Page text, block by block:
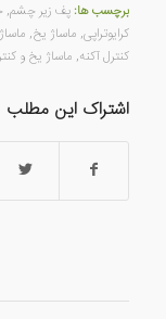
برچسب ها: پف زیر چشم,
کرایوتراپی, ماساژ یخ,
کنترل آکنه, ماساژ یخ و
اشتراک این مطلب